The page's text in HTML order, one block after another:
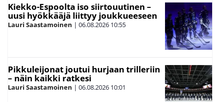
Kiekko-Espoolta iso siirtouutinen –
uusi hyökkääjä liittyy joukkueeseen
Lauri Saastamoinen | 06.08.2026 10:55
Pikkuleijonat joutui hurjaan trilleriin
– näin kaikki ratkesi
Lauri Saastamoinen | 06.08.2026 10:01